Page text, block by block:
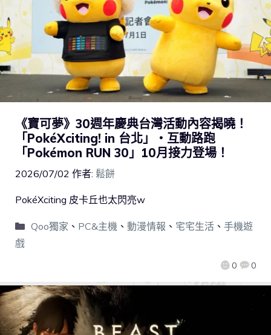
《寶可夢》30週年慶典台灣活動內容揭曉！
「PokéXciting! in 台北」・互動路跑
「Pokémon RUN 30」10月接力登場！
2026/07/02 作者: 鬆餅
0 0
PokéXciting 皮卡丘也太閃亮w
Qoo獨家 、 PC&主機 、 動漫情報 、 宅宅生活、 手機遊
戲